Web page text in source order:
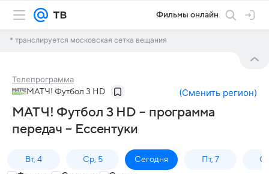
Фильмы онлайн
* транслируется московская сетка вещания
Телепрограмма
МАТЧ! Футбол 3 HD (Сменить регион)
МАТЧ! Футбол 3 HD – программа
передач – Ессентуки
Вт, 4 Ср, 5 Сегодня Пт, 7